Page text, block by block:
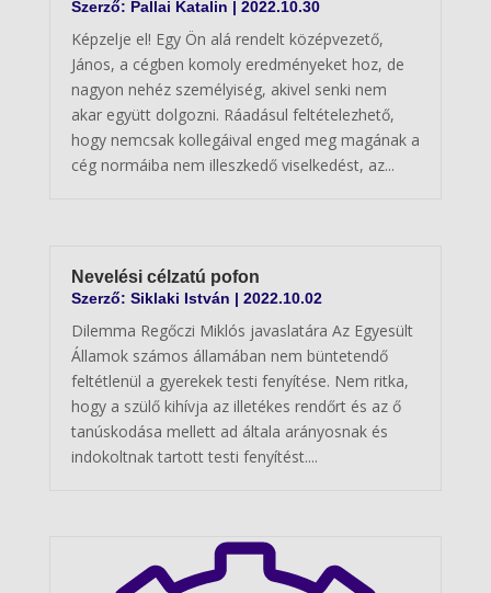
Szerző: Pallai Katalin | 2022.10.30
Képzelje el! Egy Ön alá rendelt középvezető,
János, a cégben komoly eredményeket hoz, de
nagyon nehéz személyiség, akivel senki nem
akar együtt dolgozni. Ráadásul feltételezhető,
hogy nemcsak kollegáival enged meg magának a
cég normáiba nem illeszkedő viselkedést, az...
Nevelési célzatú pofon
Szerző: Siklaki István | 2022.10.02
Dilemma Regőczi Miklós javaslatára Az Egyesült
Államok számos államában nem büntetendő
feltétlenül a gyerekek testi fenyítése. Nem ritka,
hogy a szülő kihívja az illetékes rendőrt és az ő
tanúskodása mellett ad általa arányosnak és
indokoltnak tartott testi fenyítést....